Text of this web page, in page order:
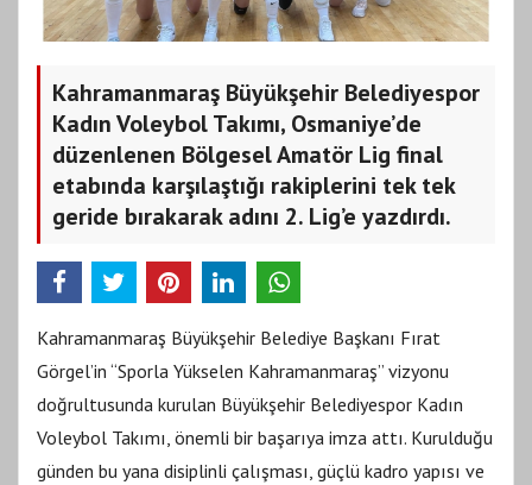
Kahramanmaraş Büyükşehir Belediyespor
Kadın Voleybol Takımı, Osmaniye’de
düzenlenen Bölgesel Amatör Lig final
etabında karşılaştığı rakiplerini tek tek
geride bırakarak adını 2. Lig’e yazdırdı.
Kahramanmaraş Büyükşehir Belediye Başkanı Fırat
Görgel’in “Sporla Yükselen Kahramanmaraş” vizyonu
doğrultusunda kurulan Büyükşehir Belediyespor Kadın
Voleybol Takımı, önemli bir başarıya imza attı. Kurulduğu
günden bu yana disiplinli çalışması, güçlü kadro yapısı ve